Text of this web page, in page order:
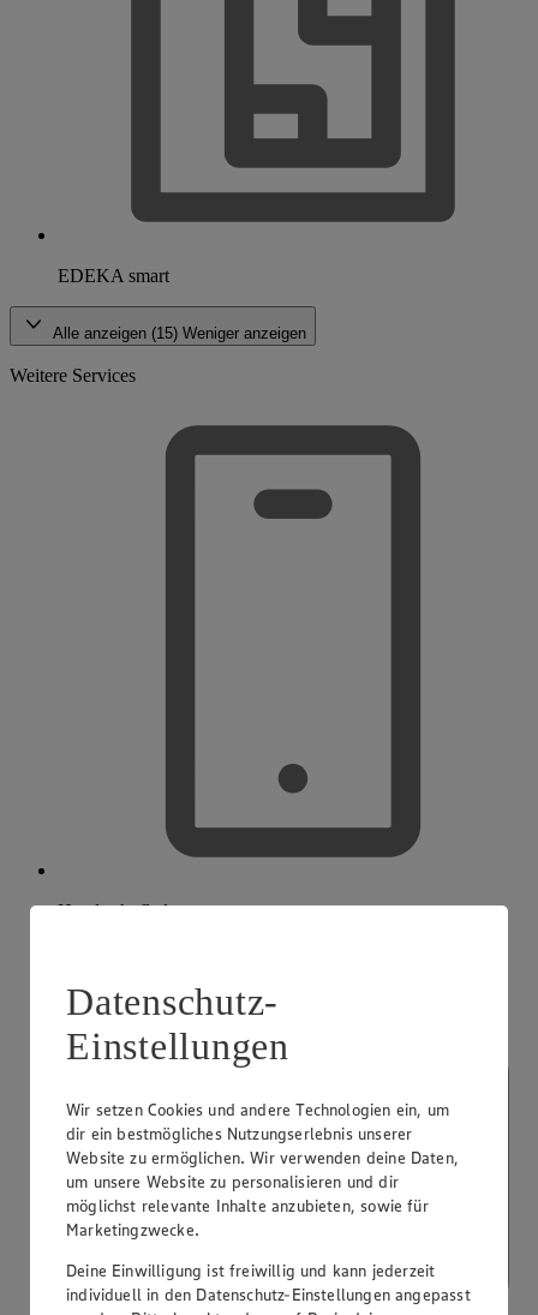
EDEKA smart
Alle anzeigen (15) Weniger anzeigen
Weitere Services
Handy-Aufladung
Datenschutz-
Einstellungen
Wir setzen Cookies und andere Technologien ein, um
dir ein bestmögliches Nutzungserlebnis unserer
Website zu ermöglichen. Wir verwenden deine Daten,
um unsere Website zu personalisieren und dir
möglichst relevante Inhalte anzubieten, sowie für
Marketingzwecke.
Deine Einwilligung ist freiwillig und kann jederzeit
individuell in den Datenschutz-Einstellungen angepasst